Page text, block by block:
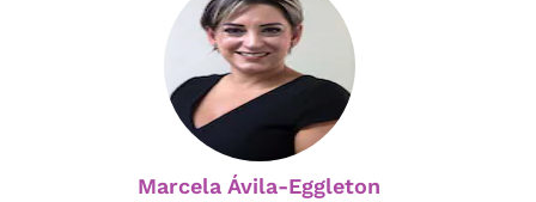
Marcela Ávila-Eggleton